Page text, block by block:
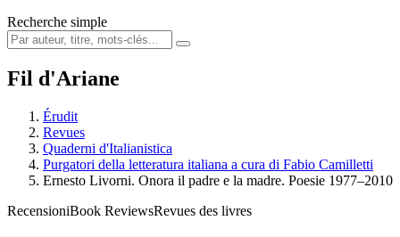
Recherche simple
Fil d'Ariane
Érudit
Revues
Quaderni d'Italianistica
Purgatori della letteratura italiana a cura di Fabio Camilletti
Ernesto Livorni. Onora il padre e la madre. Poesie 1977–2010
RecensioniBook ReviewsRevues des livres